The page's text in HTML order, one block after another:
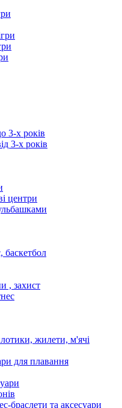
3-х років
3-х років
центри
баскетбол
, захист
жилети, м'ячі
для плавання
браслети та аксесуари